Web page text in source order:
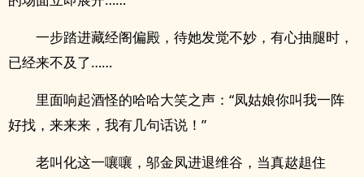
一步踏进藏经阁偏殿，待她发觉不妙，有心抽腿时，
已经来不及了……
里面响起酒怪的哈哈大笑之声：“凤姑娘你叫我一阵
好找，来来来，我有几句话说！”
老叫化这一嚷嚷，邬金凤进退维谷，当真趑趄住